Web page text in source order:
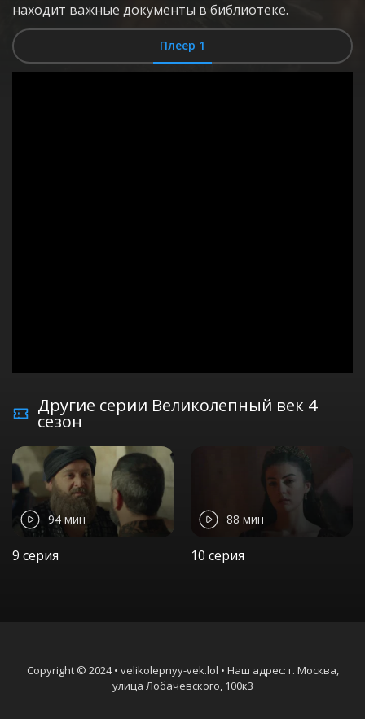
находит важные документы в библиотеке.
Плеер 1
Другие серии Великолепный век 4
сезон
94 мин
9 серия
88 мин
10 серия
Copyright © 2024 • velikolepnyy-vek.lol • Наш адрес: г. Москва,
улица Лобачевского, 100к3